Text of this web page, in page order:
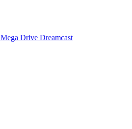
Mega Drive Dreamcast